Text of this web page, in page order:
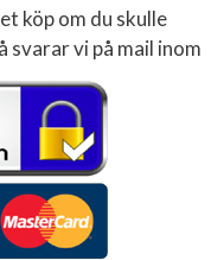
köp om du skulle
svarar vi på mail inom